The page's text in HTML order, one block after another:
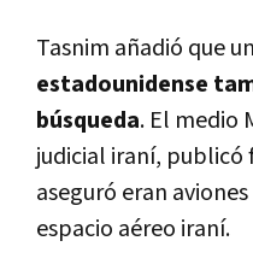
Tasnim añadió que
estadounidense
búsqueda. El medio
judicial iraní,
aseguró eran
espacio aéreo iraní.